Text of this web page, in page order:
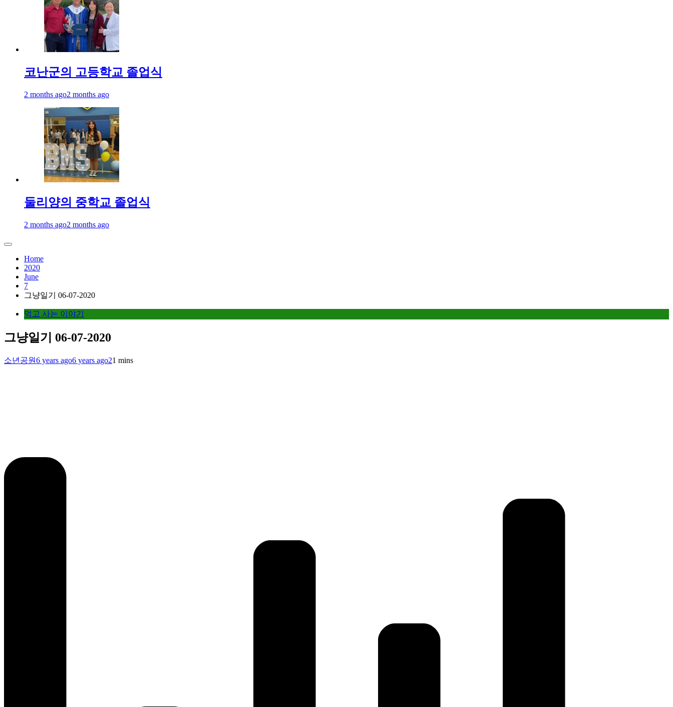
코난군의 고등학교 졸업식
2 months ago2 months ago
둘리양의 중학교 졸업식
2 months ago2 months ago
Home
2020
June
7
그냥일기 06-07-2020
먹고 사는 이야기
그냥일기 06-07-2020
소년공원6 years ago6 years ago21 mins